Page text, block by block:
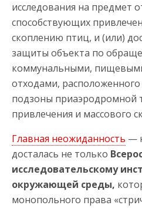
исследования на предмет
способствующих
скоплению птиц, и (или)
защиты объекта по
коммунальными,
отходами,
подзоны приаэродромной
привлечения и массового
Главная неожиданность —
досталась не только
исследовательскому
окружающей среды,
монопольного права